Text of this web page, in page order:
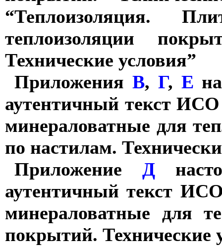
“Теплоизоляция.
теплоизоляции
Технические условия”
Приложения В, Г, Е
аутентичный текст
минераловатные для
по настилам.
ПриложениеД
аутентичный текст
минераловатные для
покрытий. Технические